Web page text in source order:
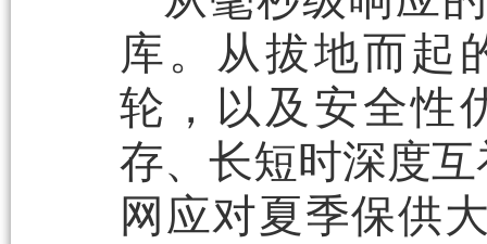
库。从拔地而起
轮，以及安全性
存、长短时深度
网应对夏季保供